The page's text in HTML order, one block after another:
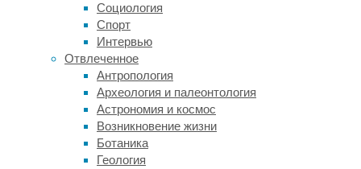
Социология
Спорт
Интервью
Отвлеченное
Антропология
Археология и палеонтология
Астрономия и космос
Возникновение жизни
Ботаника
Геология
турецко-
английские
двуязычные
пары
которые
жили